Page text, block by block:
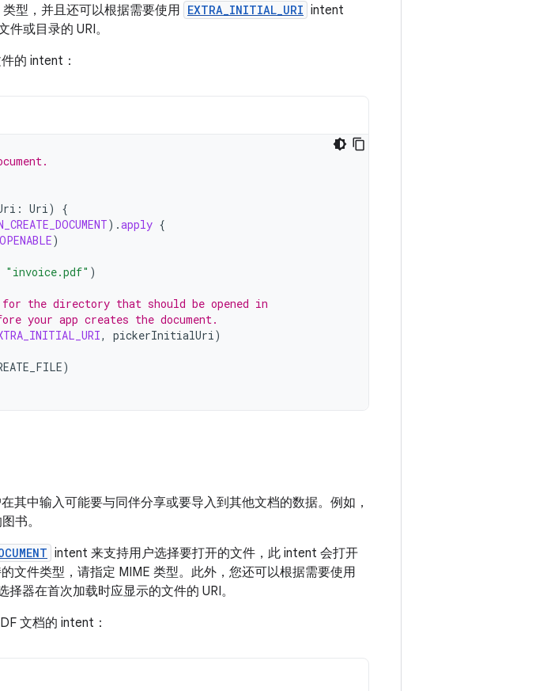
型，并且还可以根据需要使用 EXTRA_INITIAL_URI intent
或目录的 URI。
的 intent：
: Uri)
{
).apply {
)
"invoice.pdf" )
the directory that should be opened in
your app creates the document.
, pickerInitialUri)
)
其中输入可能要与同伴分享或要导入到其他文档的数据。例如，
书。
intent 来支持用户选择要打开的文件，此 intent 会打开
文件类型，请指定 MIME 类型。此外，您还可以根据需要使用
器在首次加载时应显示的文件的 URI。
文档的 intent：